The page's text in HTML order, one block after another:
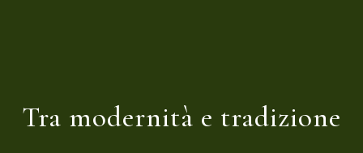
Tra modernità e tradizione